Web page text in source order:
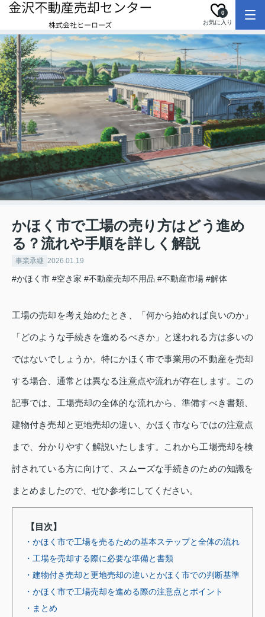
お気に入り
0
かほく市で工場の売り方はどう進め
る？流れや手順を詳しく解説
事業承継 2026.01.19
#かほく市 #空き家 #不動産売却不用品 #不動産市場 #解体
工場の売却を考え始めたとき、「何から始めれば良いのか」
「どのような手続きを進めるべきか」と迷われる方は多いの
ではないでしょうか。特にかほく市で事業用の不動産を売却
する場合、通常とは異なる注意点や流れが存在します。この
記事では、工場売却の全体的な流れから、準備すべき書類、
建物付き売却と更地売却の違い、かほく市ならではの注意点
まで、分かりやすく解説いたします。これから工場売却を検
討されている方に向けて、スムーズな手続きのための知識を
まとめましたので、ぜひ参考にしてください。
【目次】
・かほく市で工場を売るための基本ステップと全体の流れ
・工場を売却する際に必要な準備と書類
・建物付き売却と更地売却の違いとかほく市での判断基準
・かほく市で工場売却を進める際の注意点とポイント
・まとめ